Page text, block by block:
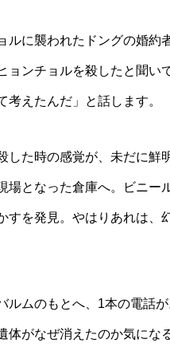
ルに襲われたドングの婚約
ョンチョルを殺したと聞い
考えたんだ」と話します。
した時の感覚が、未だに
場となった倉庫へ。ビニ
すを発見。やはりあれは、
ルムのもとへ、1本の電話
体がなぜ消えたのか気に